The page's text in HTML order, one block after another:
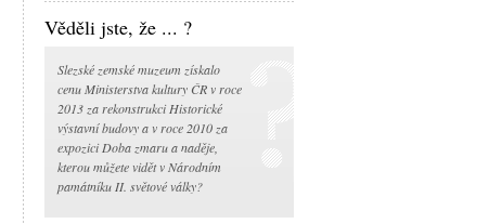
Věděli jste, že ... ?
Slezské zemské muzeum získalo
cenu Ministerstva kultury ČR v roce
2013 za rekonstrukci Historické
výstavní budovy a v roce 2010 za
expozici Doba zmaru a naděje,
kterou můžete vidět v Národním
památníku II. světové války?